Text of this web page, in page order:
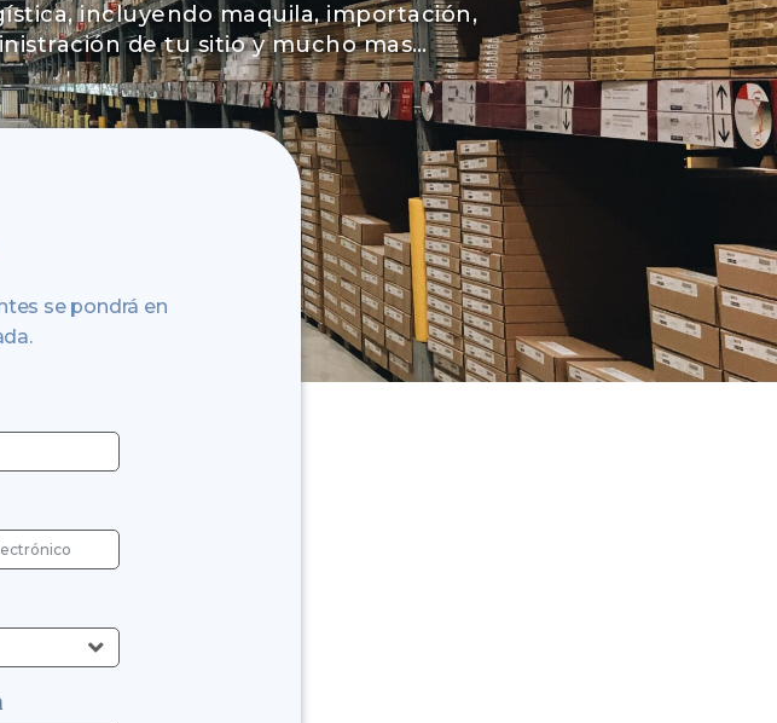
incluyendo maquila, importación,
de tu sitio y mucho mas…
se pondrá en